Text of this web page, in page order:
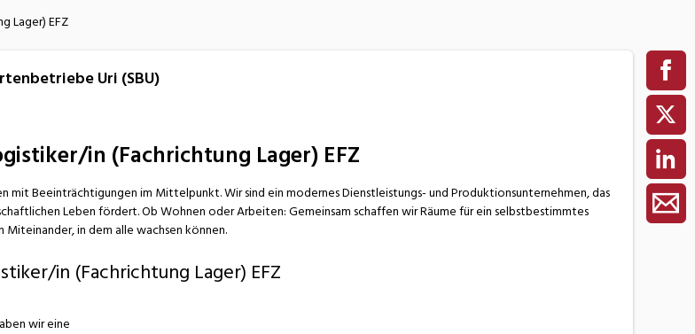
Lager) EFZ
Uri (SBU)
in (Fachrichtung Lager) EFZ
mit Beeinträchtigungen im Mittelpunkt. Wir sind ein modernes Dienstleistungs- und Produktionsunternehmen, das
Leben fördert. Ob Wohnen oder Arbeiten: Gemeinsam schaffen wir Räume für ein selbstbestimmtes
in dem alle wachsen können.
in (Fachrichtung Lager) EFZ
wir eine